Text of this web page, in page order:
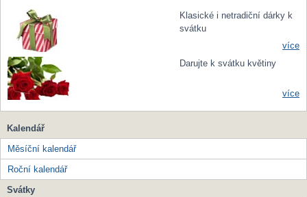
Klasické i netradiční dárky k
svátku
více
Darujte k svátku květiny
více
Kalendář
Měsíční kalendář
Roční kalendář
Svátky